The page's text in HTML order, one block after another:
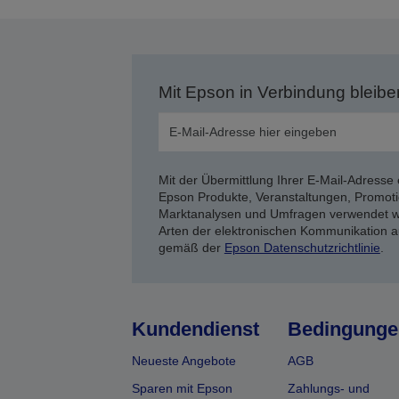
Mit Epson in Verbindung
Mit der Übermittlung Ihrer E-Mail-
Epson Produkte, Veranstaltungen,
Marktanalysen und Umfragen verwendet
Arten der elektronischen Kommunikation
gemäß der Epson Datenschutzrichtlinie
Kundendienst
Neueste Angebote
Sparen mit Epson
AGB
Zahlungs- und